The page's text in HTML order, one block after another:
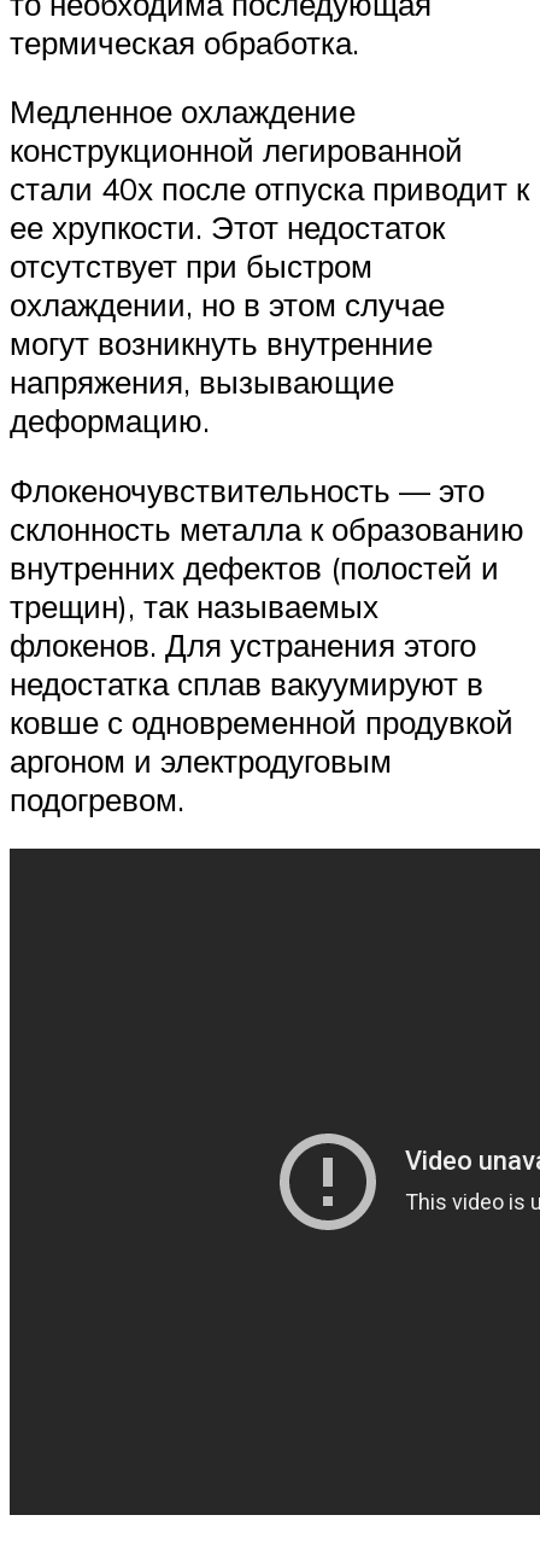
термическая обработка.
Медленное охлаждение
конструкционной легированной
стали 40х после отпуска приводит к
ее хрупкости. Этот недостаток
отсутствует при быстром
охлаждении, но в этом случае
могут возникнуть внутренние
напряжения, вызывающие
деформацию.
Флокеночувствительность — это
склонность металла к образованию
внутренних дефектов (полостей и
трещин), так называемых
флокенов. Для устранения этого
недостатка сплав вакуумируют в
ковше с одновременной продувкой
аргоном и электродуговым
подогревом.